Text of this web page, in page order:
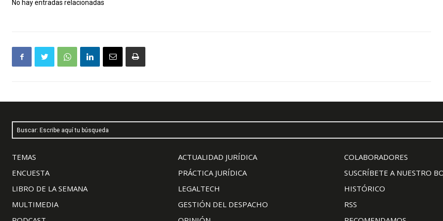
No hay entradas relacionadas
Buscar: Escribe aquí tu búsqueda
TEMAS
ENCUESTA
LIBRO DE LA SEMANA
MULTIMEDIA
ACTUALIDAD JURÍDICA
PRÁCTICA JURÍDICA
LEGALTECH
GESTIÓN DEL DESPACHO
COLABORADORES
SUSCRÍBETE A NUESTRO
HISTÓRICO
RSS